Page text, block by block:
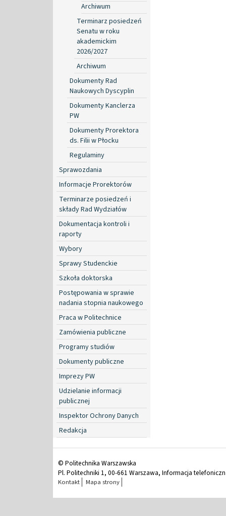
Archiwum
Terminarz posiedzeń
Senatu w roku
akademickim
2026/2027
Archiwum
Dokumenty Rad
Naukowych Dyscyplin
Dokumenty Kanclerza
PW
Dokumenty Prorektora
ds. Filii w Płocku
Regulaminy
Sprawozdania
Informacje Prorektorów
Terminarze posiedzeń i
składy Rad Wydziałów
Dokumentacja kontroli i
raporty
Wybory
Sprawy Studenckie
Szkoła doktorska
Postępowania w sprawie
nadania stopnia naukowego
Praca w Politechnice
Zamówienia publiczne
Programy studiów
Dokumenty publiczne
Imprezy PW
Udzielanie informacji
publicznej
Inspektor Ochrony Danych
Redakcja
© Politechnika Warszawska
Pl. Politechniki 1, 00-661 Warszawa, Informacja
Kontakt Mapa strony